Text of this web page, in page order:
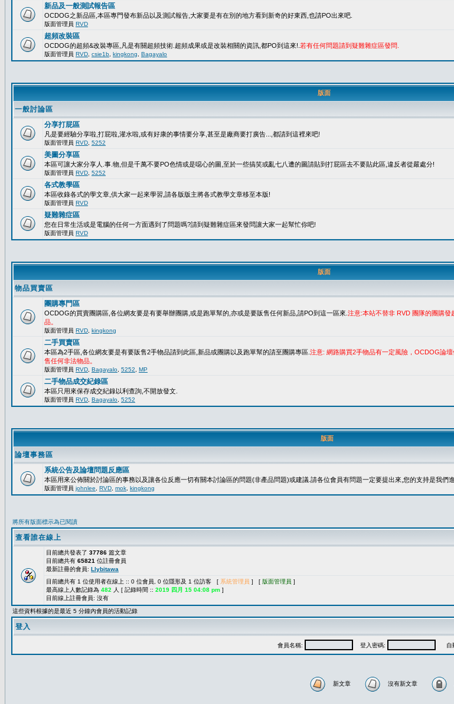
新品及一般測試報告區
OCDOG之新品區,本區專門發布新品以及測試報告,大家要是有在別的地方看到新奇的好東西,也請PO出來吧.
版面管理員 RVD
超頻改裝區
OCDOG的超頻&改裝專區,凡是有關超頻技術.超頻成果或是改裝相關的資訊,都PO到這來!. 若有任何問題請到疑難雜症區發問.
版面管理員 RVD csie1b kingkong Bagayalo
版面
一般討論區
分享打屁區
凡是要經驗分享啦,打屁啦,灌水啦,或有好康的事情要分享,甚至是廠商要打廣告...,都請到這裡來吧!
版面管理員 RVD 5252
美圖分享區
本區可讓大家分享人.事.物,但是千萬不要PO色情或是噁心的圖,至於一些搞笑或亂七八遭的圖請貼到打屁區去不要貼此區,違反者從嚴處分!
版面管理員 RVD 5252
各式教學區
本區收錄各式的學文章,供大家一起來學習,請各版版主將各式教學文章移至本版!
版面管理員 RVD
疑難雜症區
您在日常生活或是電腦的任何一方面遇到了問題嗎?請到疑難雜症區來發問讓大家一起幫忙你吧!
版面管理員 RVD
版面
物品買賣區
團購專門區
OCDOG的買賣團購區,各位網友要是有要舉辦團購,或是跑單幫的,亦或是要販售任何新品,請PO到這一區來. 注意:本站不替非 RVD 團隊的團購
品。
版面管理員 RVD kingkong
二手買賣區
本區為2手區,各位網友要是有要販售2手物品請到此區,新品或團購以及跑單幫的請至團購專區. 注意: 網路購買2手物品有一定風險，OCDOG論
售任何非法物品。
版面管理員 RVD Bagayalo 5252 MP
二手物品成交紀錄區
本區只用來保存成交紀錄以利查詢,不開放發文.
版面管理員 RVD Bagayalo 5252
版面
論壇事務區
系統公告及論壇問題反應區
本區用來公佈關於討論區的事務以及讓各位反應一切有關本討論區的問題(非產品問題)或建議.請各位會員有問題一定要提出來,您的支持是我們
版面管理員 johnlee RVD mok kingkong
將所有版面標示為已閱讀
查看誰在線上
目前總共發表了 37786 篇文章
目前總共有 65821 位註冊會員
最新註冊的會員: Llybitawa
目前總共有 1 位使用者在線上 :: 0 位會員, 0 位隱形及 1 位訪客 [ 系統管理員 ] [ 版面管理員 ]
最高線上人數記錄為 482 人 [ 記錄時間 :: 2019 四月 15 04:08 pm ]
目前線上註冊會員: 沒有
這些資料根據的是最近 5 分鐘內會員的活動記錄
登入
會員名稱: 登入密碼: 自
新文章 沒有新文章